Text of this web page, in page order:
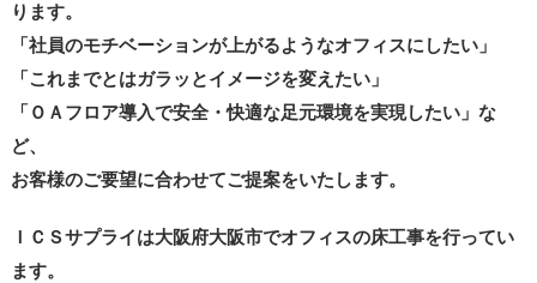
ります。
「社員のモチベーションが上がるようなオフィスにしたい」
「これまでとはガラッとイメージを変えたい」
「ＯＡフロア導入で安全・快適な足元環境を実現したい」な
ど、
お客様のご要望に合わせてご提案をいたします。
ＩＣＳサプライは大阪府大阪市でオフィスの床工事を行ってい
ます。